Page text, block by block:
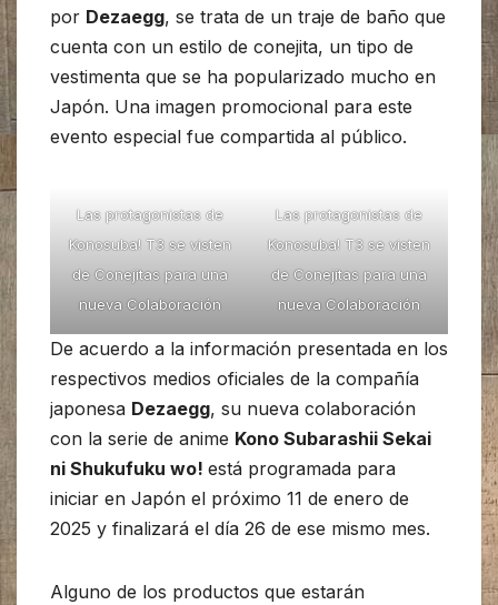
por Dezaegg, se trata de un traje de baño que
cuenta con un estilo de conejita, un tipo de
vestimenta que se ha popularizado mucho en
Japón. Una imagen promocional para este
evento especial fue compartida al público.
Las protagonistas de
Konosuba! T3 se visten
de Conejitas para una
nueva Colaboración
Las protagonistas de
Konosuba! T3 se visten
de Conejitas para una
nueva Colaboración
De acuerdo a la información presentada en los
respectivos medios oficiales de la compañía
japonesa Dezaegg, su nueva colaboración
con la serie de anime Kono Subarashii Sekai
ni Shukufuku wo! está programada para
iniciar en Japón el próximo 11 de enero de
2025 y finalizará el día 26 de ese mismo mes.
Alguno de los productos que estarán